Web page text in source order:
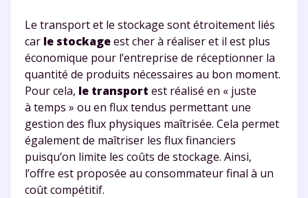
Le transport et le stockage sont étroitement liés
car le stockageest cher à réaliser et il est plus
économique pour l’entreprise de réceptionner la
quantité de produits nécessaires au bon moment.
Pour cela, le transport est réalisé en « juste
à temps » ou en flux tendus permettant une
gestion des flux physiques maîtrisée. Cela permet
également de maîtriser les flux financiers
puisqu’on limite les coûts de stockage. Ainsi,
l’offre est proposée au consommateur final à un
coût compétitif.